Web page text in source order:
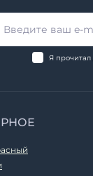
Я прочитал